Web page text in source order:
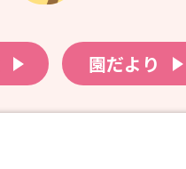
園だより